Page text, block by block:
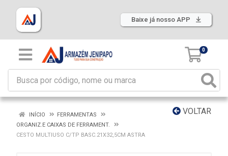
Baixe já nosso APP
0
VOLTAR
INÍCIO
FERRAMENTAS
ORGANIZ.E CAIXAS DE FERRAMENT.
CESTO MULTIUSO C/TP BASC.21X32,5CM ASTRA